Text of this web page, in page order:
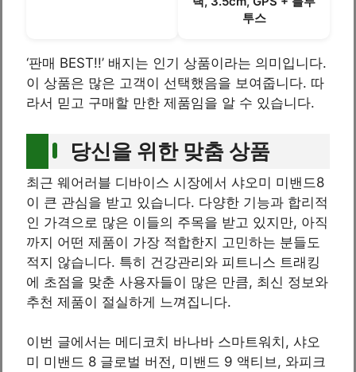
투스
‘판매 BEST!!’ 배지는 인기 상품이라는 의미입니다.
이 상품은 많은 고객이 선택했음을 보여줍니다. 따
라서 믿고 구매할 만한 제품임을 알 수 있습니다.
당신을 위한 맞춤 상품
최근 웨어러블 디바이스 시장에서 샤오미 미밴드8
이 큰 관심을 받고 있습니다. 다양한 기능과 합리적
인 가격으로 많은 이들의 주목을 받고 있지만, 아직
까지 어떤 제품이 가장 적합한지 고민하는 분들도
적지 않습니다. 특히 건강관리와 피트니스 트래킹
에 초점을 맞춘 사용자들이 많은 만큼, 최신 정보와
추천 제품이 절실하게 느껴집니다.
이번 글에서는 메디코치 바나바 스마트워치, 샤오
미 미밴드 8 글로벌 버전, 미밴드 9 액티브, 와피크